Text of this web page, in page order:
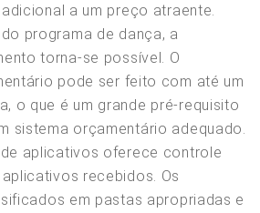
a um preço atraente.
programa de dança, a
torna-se possível. O
pode ser feito com até um
o que é um grande pré-requisito
sistema orçamentário adequado.
aplicativos oferece controle
recebidos. Os
em pastas apropriadas e